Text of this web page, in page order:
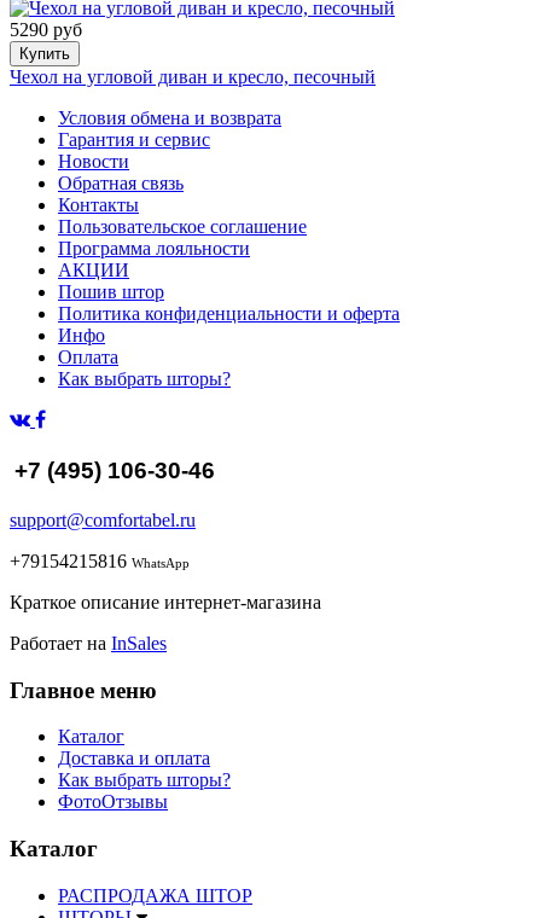
5290 руб
Купить
Чехол на угловой диван и кресло, песочный
Условия обмена и возврата
Гарантия и сервис
Новости
Обратная связь
Контакты
Пользовательское соглашение
Программа лояльности
АКЦИИ
Пошив штор
Политика конфиденциальности и оферта
Инфо
Оплата
Как выбрать шторы?
+7 (495) 106-30-46
support@comfortabel.ru
+79154215816 WhatsApp
Краткое описание интернет-магазина
Работает на InSales
Главное меню
Каталог
Доставка и оплата
Как выбрать шторы?
ФотоОтзывы
Каталог
РАСПРОДАЖА ШТОР